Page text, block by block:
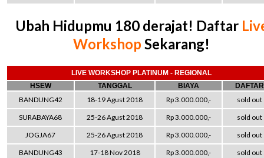
Ubah Hidupmu 180 derajat! Daftar
Workshop Sekarang!
LIVE WORKSHOP PLATINUM - REGIONAL
HSEW
TANGGAL BIAYA DAFTAR
BANDUNG42 18-19 Agust 2018 Rp 3.000.000,-
sold out
SURABAYA68
25-26 Agust 2018 Rp 3.000.000,-
sold out
JOGJA67
25-26 Agust 2018 Rp 3.000.000,-
sold out
BANDUNG43
17-18 Nov 2018 Rp 3.000.000,-
sold out